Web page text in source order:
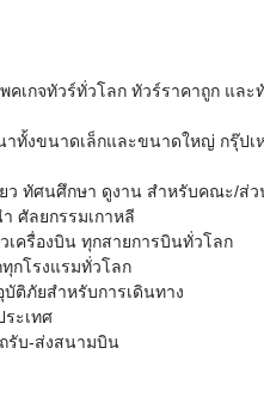
คเกจทัวร์ทั่วโลก ทัวร์ราคาถูก และ
าทั้งขนาดเล็กและขนาดใหญ่ กรุ๊ปเ
ยว ทัศนศึกษา ดูงาน สำหรับคณะ/ส่
ศัลยกรรมเกาหลี
เครื่องบิน ทุกสายการบินทั่วโลก
กโรงแรมทั่วโลก
ติภัยสำหรับการเดินทาง
ะเทศ
รับ-ส่งสนามบิน